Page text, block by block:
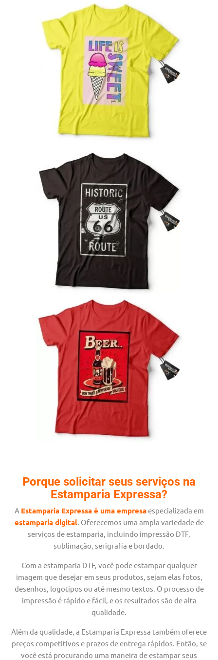
Porque solicitar seus serviços na
Estamparia Expressa?
A Estamparia Expressa é uma empresaespecializada em
estamparia digital. Oferecemos uma ampla variedade de
serviços de estamparia, incluindo impressão DTF,
sublimação, serigrafia e bordado.
Com a estamparia DTF, você pode estampar qualquer
imagem que desejar em seus produtos, sejam elas fotos,
desenhos, logotipos ou até mesmo textos. O processo de
impressão é rápido e fácil, e os resultados são de alta
qualidade.
Além da qualidade, a Estamparia Expressa também oferece
preços competitivos e prazos de entrega rápidos. Então, se
você está procurando uma maneira de estampar seus